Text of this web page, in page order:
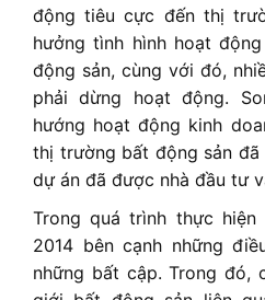
động tiêu cực đến thị
hưởng tình hình hoạt
động sản, cùng với đó,
phải dừng hoạt động.
hướng hoạt động kinh
thị trường bất động sản
dự án đã được nhà đầu tư
Trong quá trình thực
2014 bên cạnh những
những bất cập. Trong đó,